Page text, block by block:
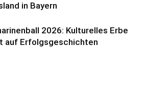
in Bayern
2026: Kulturelles Erbe
auf Erfolgsgeschichten